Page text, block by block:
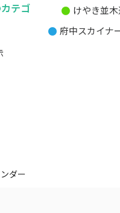
テゴ
題
けやき並木
府中スカイナ
ダー